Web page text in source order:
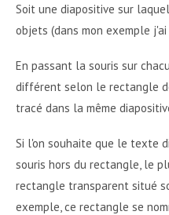
Soit une diapositive sur
objets (dans mon exemple
En passant la souris sur
différent selon le rectangle
tracé dans la même
Si l'on souhaite que le texte
souris hors du rectangle, le
rectangle transparent situé
exemple, ce rectangle se